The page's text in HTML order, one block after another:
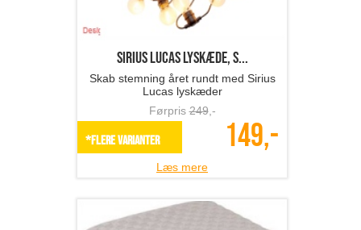
Sirius LUCAS lyskæde, s...
Skab stemning året rundt med Sirius
Lucas lyskæder
Førpris249,-
*Flere varianter 149,-
Læs mere